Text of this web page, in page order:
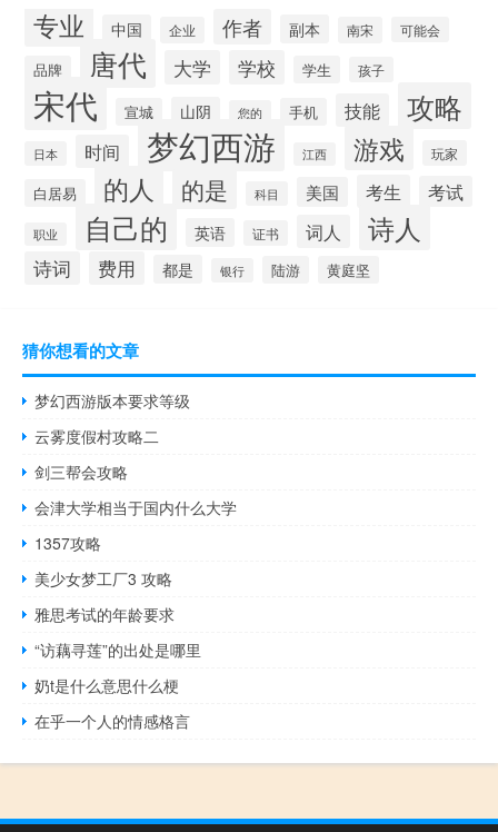
专业 中国 企业 作者 副本 南宋 可能会
品牌 唐代 大学 学校 学生 孩子
宋代 宣城 山阴 您的 手机 技能 攻略
日本 时间 梦幻西游 江西 游戏 玩家
白居易 的人 的是 科目 美国 考生 考试
职业 自己的 英语 证书 词人 诗人
诗词 费用 都是 银行 陆游 黄庭坚
猜你想看的文章
梦幻西游版本要求等级
云雾度假村攻略二
剑三帮会攻略
会津大学相当于国内什么大学
1357攻略
美少女梦工厂3 攻略
雅思考试的年龄要求
“访藕寻莲”的出处是哪里
奶t是什么意思什么梗
在乎一个人的情感格言